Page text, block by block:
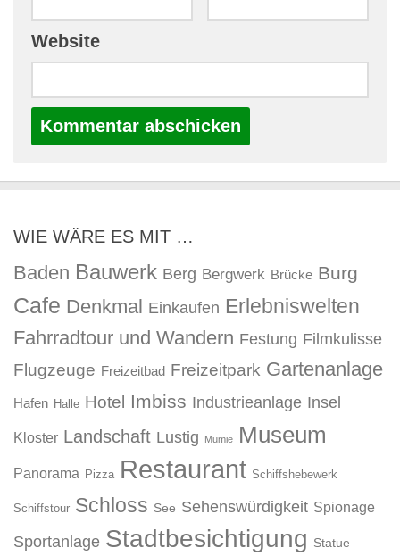
Website
WIE WÄRE ES MIT …
Baden Bauwerk Berg Bergwerk Brücke Burg
Cafe Denkmal Einkaufen Erlebniswelten
Fahrradtour und Wandern Festung Filmkulisse
Flugzeuge Freizeitbad Freizeitpark Gartenanlage
Hafen Halle Hotel Imbiss Industrieanlage Insel
Kloster Landschaft Lustig Mumie Museum
Panorama Pizza Restaurant Schiffshebewerk
Schiffstour Schloss See Sehenswürdigkeit Spionage
Sportanlage Stadtbesichtigung Statue